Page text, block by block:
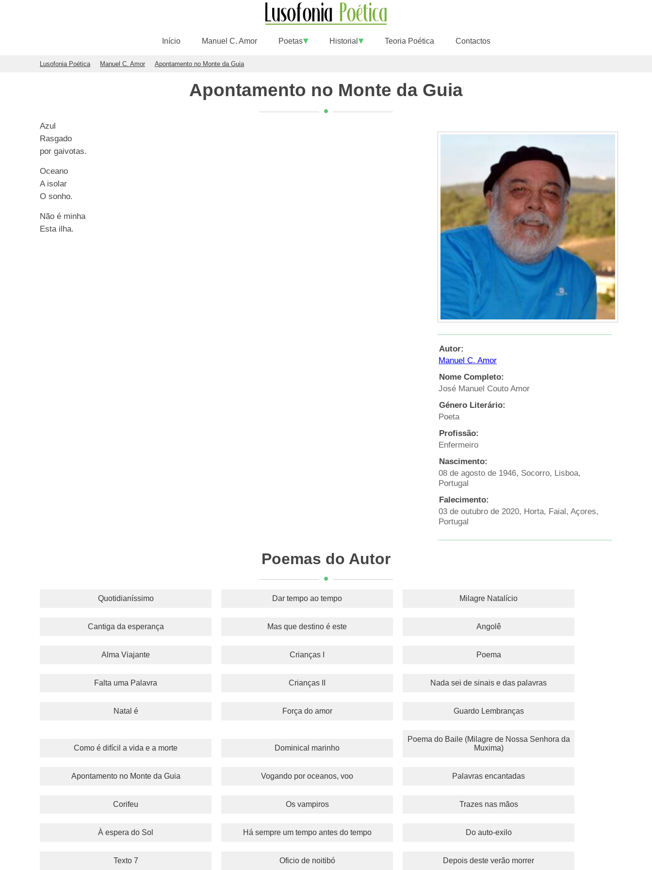
Início Manuel C. Amor Poetas Historial Teoria Poética Contactos
Lusofonia Poética Manuel C. Amor Apontamento no Monte da Guia
Apontamento no Monte da Guia
Azul
Rasgado
por gaivotas.
Oceano
A isolar
O sonho.
Não é minha
Esta ilha.
Autor:
Manuel C. Amor
Nome Completo:
José Manuel Couto Amor
Género Literário:
Poeta
Profissão:
Enfermeiro
Nascimento:
08 de agosto de 1946, Socorro, Lisboa,
Portugal
Falecimento:
03 de outubro de 2020, Horta, Faial, Açores,
Portugal
Poemas do Autor
Quotidianíssimo Dar tempo ao tempo Milagre Natalício
Cantiga da esperança Mas que destino é este Angolê
Alma Viajante Crianças I Poema
Falta uma Palavra Crianças II Nada sei de sinais e das palavras
Natal é Força do amor Guardo Lembranças
Como é difícil a vida e a morte Dominical marinho
Poema do Baile (Milagre de Nossa Senhora da
Muxima)
Apontamento no Monte da Guia Vogando por oceanos, voo Palavras encantadas
Corifeu Os vampiros Trazes nas mãos
À espera do Sol Há sempre um tempo antes do tempo Do auto-exilo
Texto 7 Oficio de noitibó Depois deste verão morrer